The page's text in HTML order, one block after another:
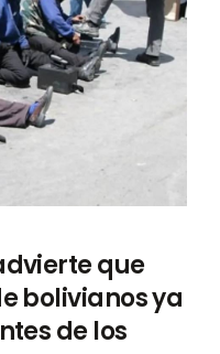
que
bolivianos ya
de los